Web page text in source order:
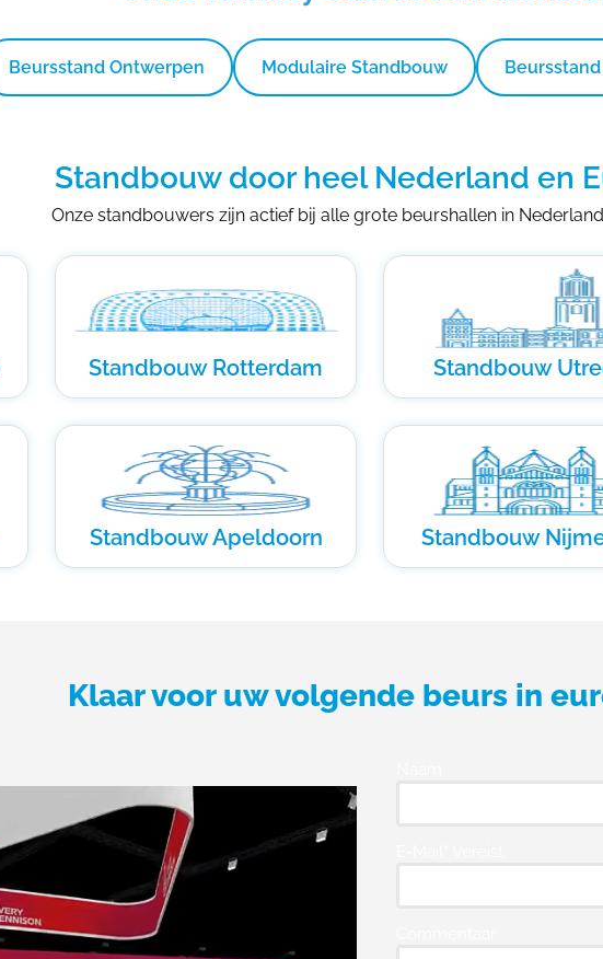
Beursstand Ontwerpen Modulaire Standbouw
Standbouw door heel Nederland en
Onze standbouwers zijn actief bij alle grote beurshallen in
Standbouw Rotterdam Standbouw
Standbouw Apeldoorn Standbouw
Klaar voor uw volgende beurs in